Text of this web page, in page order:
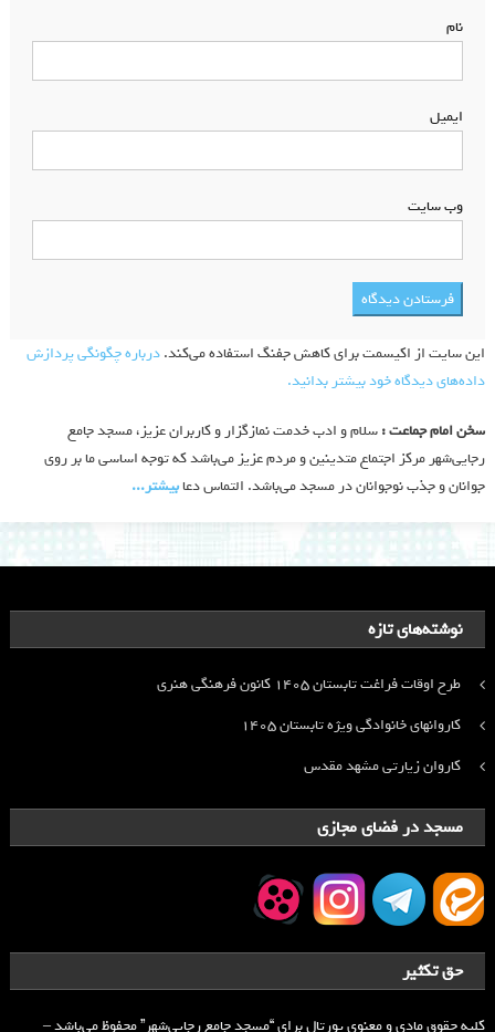
نام
ایمیل
وب‌ سایت
این سایت از اکیسمت برای کاهش جفنگ استفاده می‌کند.درباره چگونگی پردازش
داده‌های دیدگاه خود بیشتر بدانید.
سخن امام جماعت :سلام و ادب خدمت نمازگزار و کاربران عزیز، مسجد جامع
رجایی‌شهر مرکز اجتماع متدینین و مردم عزیز می‌باشد که توجه اساسی ما بر روی
جوانان و جذب نوجوانان در مسجد می‌باشد. التماس دعابیشتر‫...‬
نوشته‌های تازه
طرح اوقات فراغت تابستان ۱۴۰۵ کانون فرهنگی هنری
کاروانهای خانوادگی ویژه تابستان ۱۴۰۵
کاروان زیارتی مشهد مقدس
مسجد در فضای مجازی
حق تکثیر
کلیه حقوق مادی و معنوی پورتال برای “مسجد جامع رجایی‌شهر” محفوظ می‌باشد –